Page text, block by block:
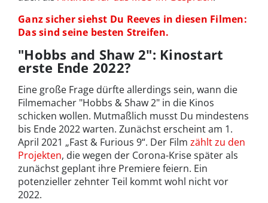
Ganz sicher siehst Du Reeves in diesen Filmen:
Das sind seine besten Streifen.
"Hobbs and Shaw 2": Kinostart
erste Ende 2022?
Eine große Frage dürfte allerdings sein, wann die
Filmemacher "Hobbs & Shaw 2" in die Kinos
schicken wollen. Mutmaßlich musst Du mindestens
bis Ende 2022 warten. Zunächst erscheint am 1.
April 2021 „Fast & Furious 9“. Der Film zählt zu den
Projekten, die wegen der Corona-Krise später als
zunächst geplant ihre Premiere feiern. Ein
potenzieller zehnter Teil kommt wohl nicht vor
2022.